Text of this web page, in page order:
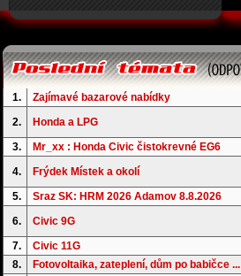
1. Zajímavé bazarové nabídky
2. Honda a LPG
3. Mr_xx : Honda Civic čistokrevné EG6
4. Frýdek Místek a okolí
5. Sraz SK: HRM 2026 Adamov 8.8.2026
6. Civic 9G
7. Civic 11G
8. Fotovoltaika, zateplení, dům po babičce ...